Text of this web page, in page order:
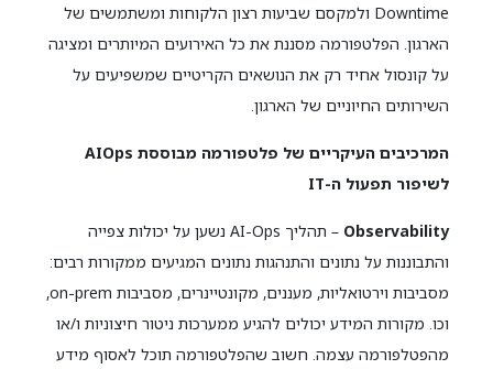
Downtime ולמקסם שביעות רצון הלקוחות ומשתמשים של
הארגון. הפלטפורמה מסננת את כל האירועים המיותרים ומציגה
על קונסול אחיד רק את הנושאים הקריטיים שמשפיעים על
השירותים החיוניים של הארגון.
המרכיבים העיקריים של פלטפורמה מבוססת AIOps
לשיפור תפעול ה-IT
Observability
– תהליך AI-Ops נשען על יכולות צפייה
והתבוננות על נתונים והתנהגות נתונים המגיעים ממקורות רבים:
מסביבות וירטואליות, מעננים, מקונטיינרים, מסביבות on-prem,
וכו. מקורות המידע יכולים להגיע ממערכות ניטור חיצוניות ו/או
מהפטלפורמה עצמה. חשוב שהפלטפורמה תוכל לאסוף מידע